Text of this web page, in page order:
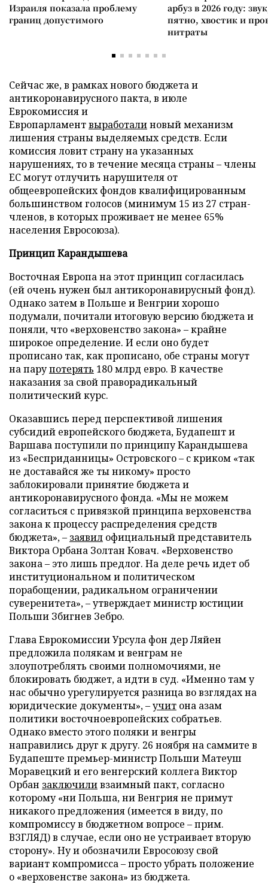
Израиля показала проблему
границ допустимого
арбуз в 2026 году:
пятно, хвостик и
нитраты
Сейчас же, в рамках нового бюджета и
антикоронавирусного пакта, в июле
Еврокомиссия и
Европарламентвыработалиновый механизм
лишения страны выделяемых средств. Если
комиссия ловит страну на указанных
нарушениях, то в течение месяца страны – члены
ЕС могут отлучить нарушителя от
общеевропейских фондов квалифицированным
большинством голосов (минимум 15 из 27 стран-
членов, в которых проживает не менее 65%
населения Евросоюза).
Принцип Карандышева
Восточная Европа на этот принцип согласилась
(ей очень нужен был антикоронавирусный фонд).
Однако затем в Польше и Венгрии хорошо
подумали, почитали итоговую версию бюджета и
поняли, что «верховенство закона» – крайне
широкое определение. И если оно будет
прописано так, как прописано, обе страны могут
на парупотерять 180 млрд евро. В качестве
наказания за свой праворадикальный
политический курс.
Оказавшись перед перспективой лишения
субсидий европейского бюджета, Будапешт и
Варшава поступили по принципу Карандышева
из «Бесприданницы» Островского – с криком «так
не доставайся же ты никому» просто
заблокировали принятие бюджета и
антикоронавирусного фонда. «Мы не можем
согласиться с привязкой принципа верховенства
закона к процессу распределения средств
бюджета», – заявил официальный представитель
Виктора Орбана Золтан Ковач. «Верховенство
закона – это лишь предлог. На деле речь идет об
институциональном и политическом
порабощении, радикальном ограничении
суверенитета», – утверждает министр юстиции
Польши Збигнев Зебро.
Глава Еврокомиссии Урсула фон дер Ляйен
предложила полякам и венграм не
злоупотреблять своими полномочиями, не
блокировать бюджет, а идти в суд. «Именно там у
нас обычно урегулируется разница во взглядах на
юридические документы», –учит она азам
политики восточноевропейских собратьев.
Однако вместо этого поляки и венгры
направились друг к другу. 26 ноября на саммите в
Будапеште премьер-министр Польши Матеуш
Моравецкий и его венгерский коллега Виктор
Орбан заключиливзаимный пакт, согласно
которому «ни Польша, ни Венгрия не примут
никакого предложения (имеется в виду, по
компромиссу в бюджетном вопросе – прим.
ВЗГЛЯД) в случае, если оно не устраивает вторую
сторону». Ну и обозначили Евросоюзу свой
вариант компромисса – просто убрать положение
о «верховенстве закона» из бюджета.